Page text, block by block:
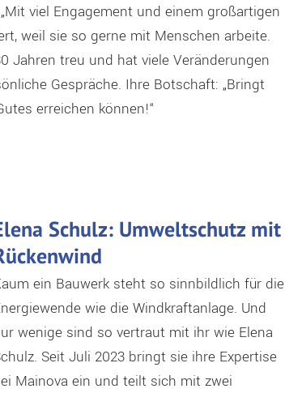
viel Engagement und einem großartigen
weil sie so gerne mit Menschen arbeite.
Jahren treu und hat viele Veränderungen
Gespräche. Ihre Botschaft: „Bringt
erreichen können!“
Schulz: Umweltschutz mit
ein Bauwerk steht so sinnbildlich für die
wie die Windkraftanlage. Und
wenige sind so vertraut mit ihr wie Elena
Seit Juli 2023 bringt sie ihre Expertise
Mainova ein und teilt sich mit zwei